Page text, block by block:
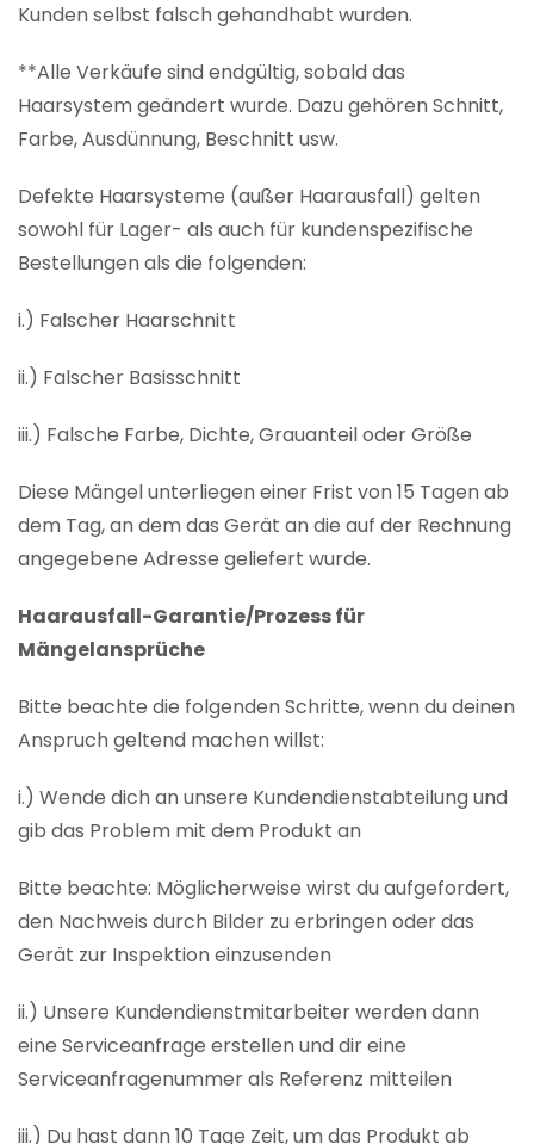
Kunden selbst falsch gehandhabt wurden.
**Alle Verkäufe sind endgültig, sobald das
Haarsystem geändert wurde. Dazu gehören Schnitt,
Farbe, Ausdünnung, Beschnitt usw.
Defekte Haarsysteme (außer Haarausfall) gelten
sowohl für Lager- als auch für kundenspezifische
Bestellungen als die folgenden:
i.) Falscher Haarschnitt
ii.) Falscher Basisschnitt
iii.) Falsche Farbe, Dichte, Grauanteil oder Größe
Diese Mängel unterliegen einer Frist von 15 Tagen ab
dem Tag, an dem das Gerät an die auf der Rechnung
angegebene Adresse geliefert wurde.
Haarausfall-Garantie/Prozess für
Mängelansprüche
Bitte beachte die folgenden Schritte, wenn du deinen
Anspruch geltend machen willst:
i.) Wende dich an unsere Kundendienstabteilung und
gib das Problem mit dem Produkt an
Bitte beachte: Möglicherweise wirst du aufgefordert,
den Nachweis durch Bilder zu erbringen oder das
Gerät zur Inspektion einzusenden
ii.) Unsere Kundendienstmitarbeiter werden dann
eine Serviceanfrage erstellen und dir eine
Serviceanfragenummer als Referenz mitteilen
iii.) Du hast dann 10 Tage Zeit, um das Produkt ab